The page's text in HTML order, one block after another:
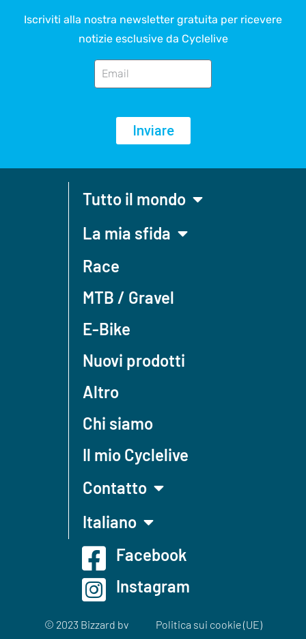
Iscriviti alla nostra newsletter gratuita per ricevere
notizie esclusive da Cyclelive
Inviare
Tutto il mondo
La mia sfida
Race
MTB / Gravel
E-Bike
Nuovi prodotti
Altro
Chi siamo
Il mio Cyclelive
Contatto
Italiano
Facebook
Instagram
© 2023 Bizzard bv Politica sui cookie (UE)